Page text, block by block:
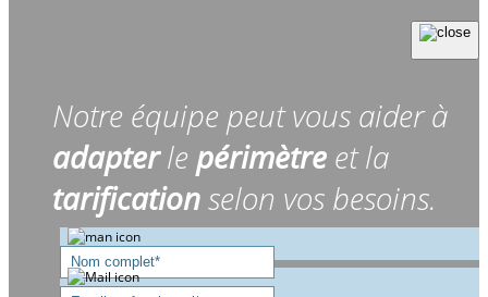
Notre équipe peut vous aider à
adapterle périmètre et la
tarificationselon vos besoins.